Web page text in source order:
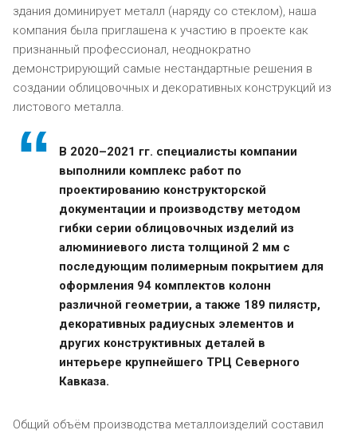
здания доминирует металл (наряду со стеклом), наша
компания была приглашена к участию в проекте как
признанный профессионал, неоднократно
демонстрирующий самые нестандартные решения в
создании облицовочных и декоративных конструкций из
листового металла.
В 2020–2021 гг. специалисты компании
выполнили комплекс работ по
проектированию конструкторской
документации и производству методом
гибки серии облицовочных изделий из
алюминиевого листа толщиной 2 мм с
последующим полимерным покрытием для
оформления 94 комплектов колонн
различной геометрии, а также 189 пилястр,
декоративных радиусных элементов и
других конструктивных деталей в
интерьере крупнейшего ТРЦ Северного
Кавказа.
Общий объём производства металлоизделий составил